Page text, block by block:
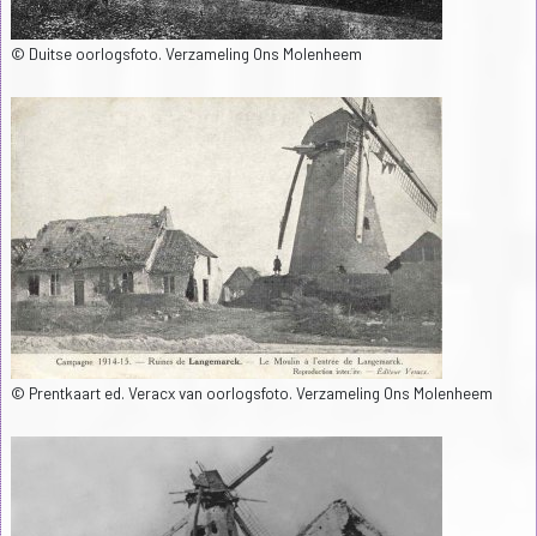
© Duitse oorlogsfoto. Verzameling Ons Molenheem
© Prentkaart ed. Veracx van oorlogsfoto. Verzameling Ons Molenheem